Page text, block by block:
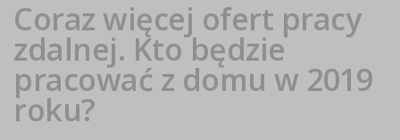
Coraz więcej ofert pracy
zdalnej. Kto będzie
pracować z domu w 2019
roku?